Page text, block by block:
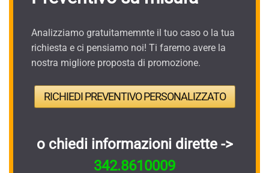
Analizziamo gratuitamemnte il tuo caso o la tua
richiesta e ci pensiamo noi! Ti faremo avere la
nostra migliore proposta di promozione.
RICHIEDI PREVENTIVO PERSONALIZZATO
o chiedi informazioni dirette ->
342.8610009